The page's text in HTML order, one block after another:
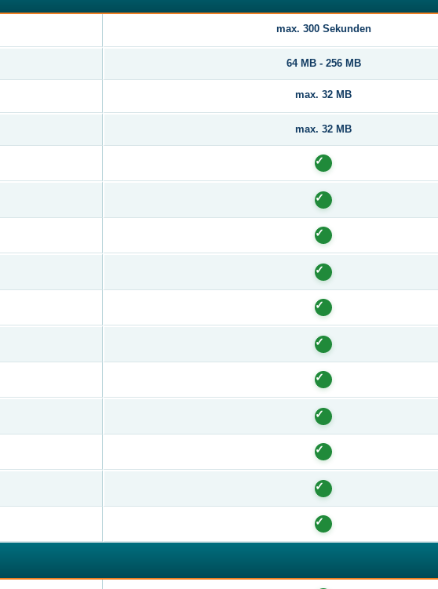
max. 300 Sekunden
64 MB - 256 MB
max. 32 MB
max. 32 MB